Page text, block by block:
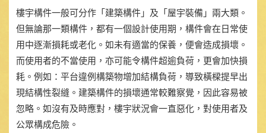
樓宇構件一般可分作「建築構件」及「屋宇裝備」兩大類。
但無論那一類構件，都有一個設計使用期，構件會在日常使
用中逐漸損耗或老化。如未有適當的保養，便會造成損壞。
而使用者的不當使用，亦可能令構件超逾負荷，更會加快損
耗。例如：平台違例構築物增加結構負荷，導致橫樑提早出
現結構性裂縫。建築構件的損壞通常較難察覺，因此容易被
忽略。如沒有及時應對，樓宇狀況會一直惡化，對使用者及
公眾構成危險。